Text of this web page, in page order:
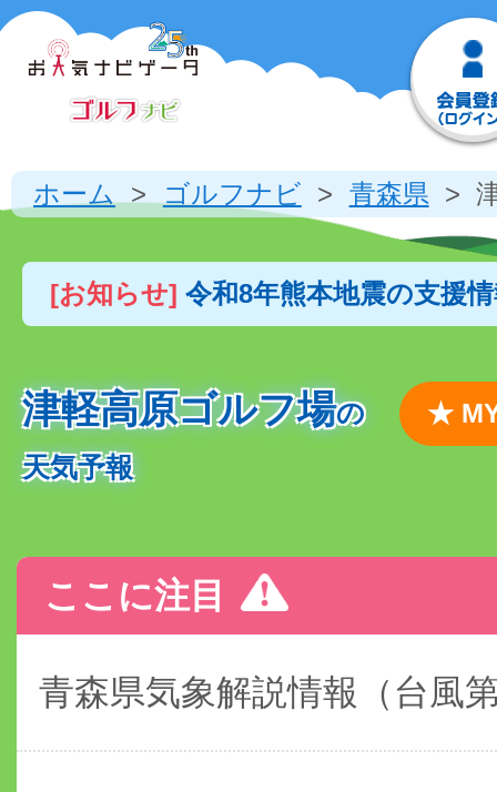
ホーム ゴルフナビ 青森県
[お知らせ] 令和8年熊本地震の支援
津軽高原ゴルフ場の
天気予報
★
ここに注目
青森県気象解説情報（台風